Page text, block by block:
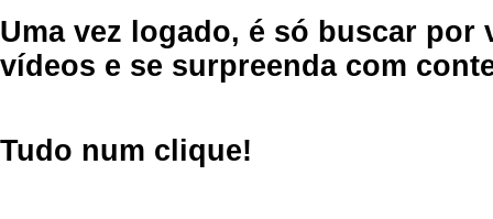
Uma vez logado, é só buscar por
vídeos e se surpreenda com
Tudo num clique!